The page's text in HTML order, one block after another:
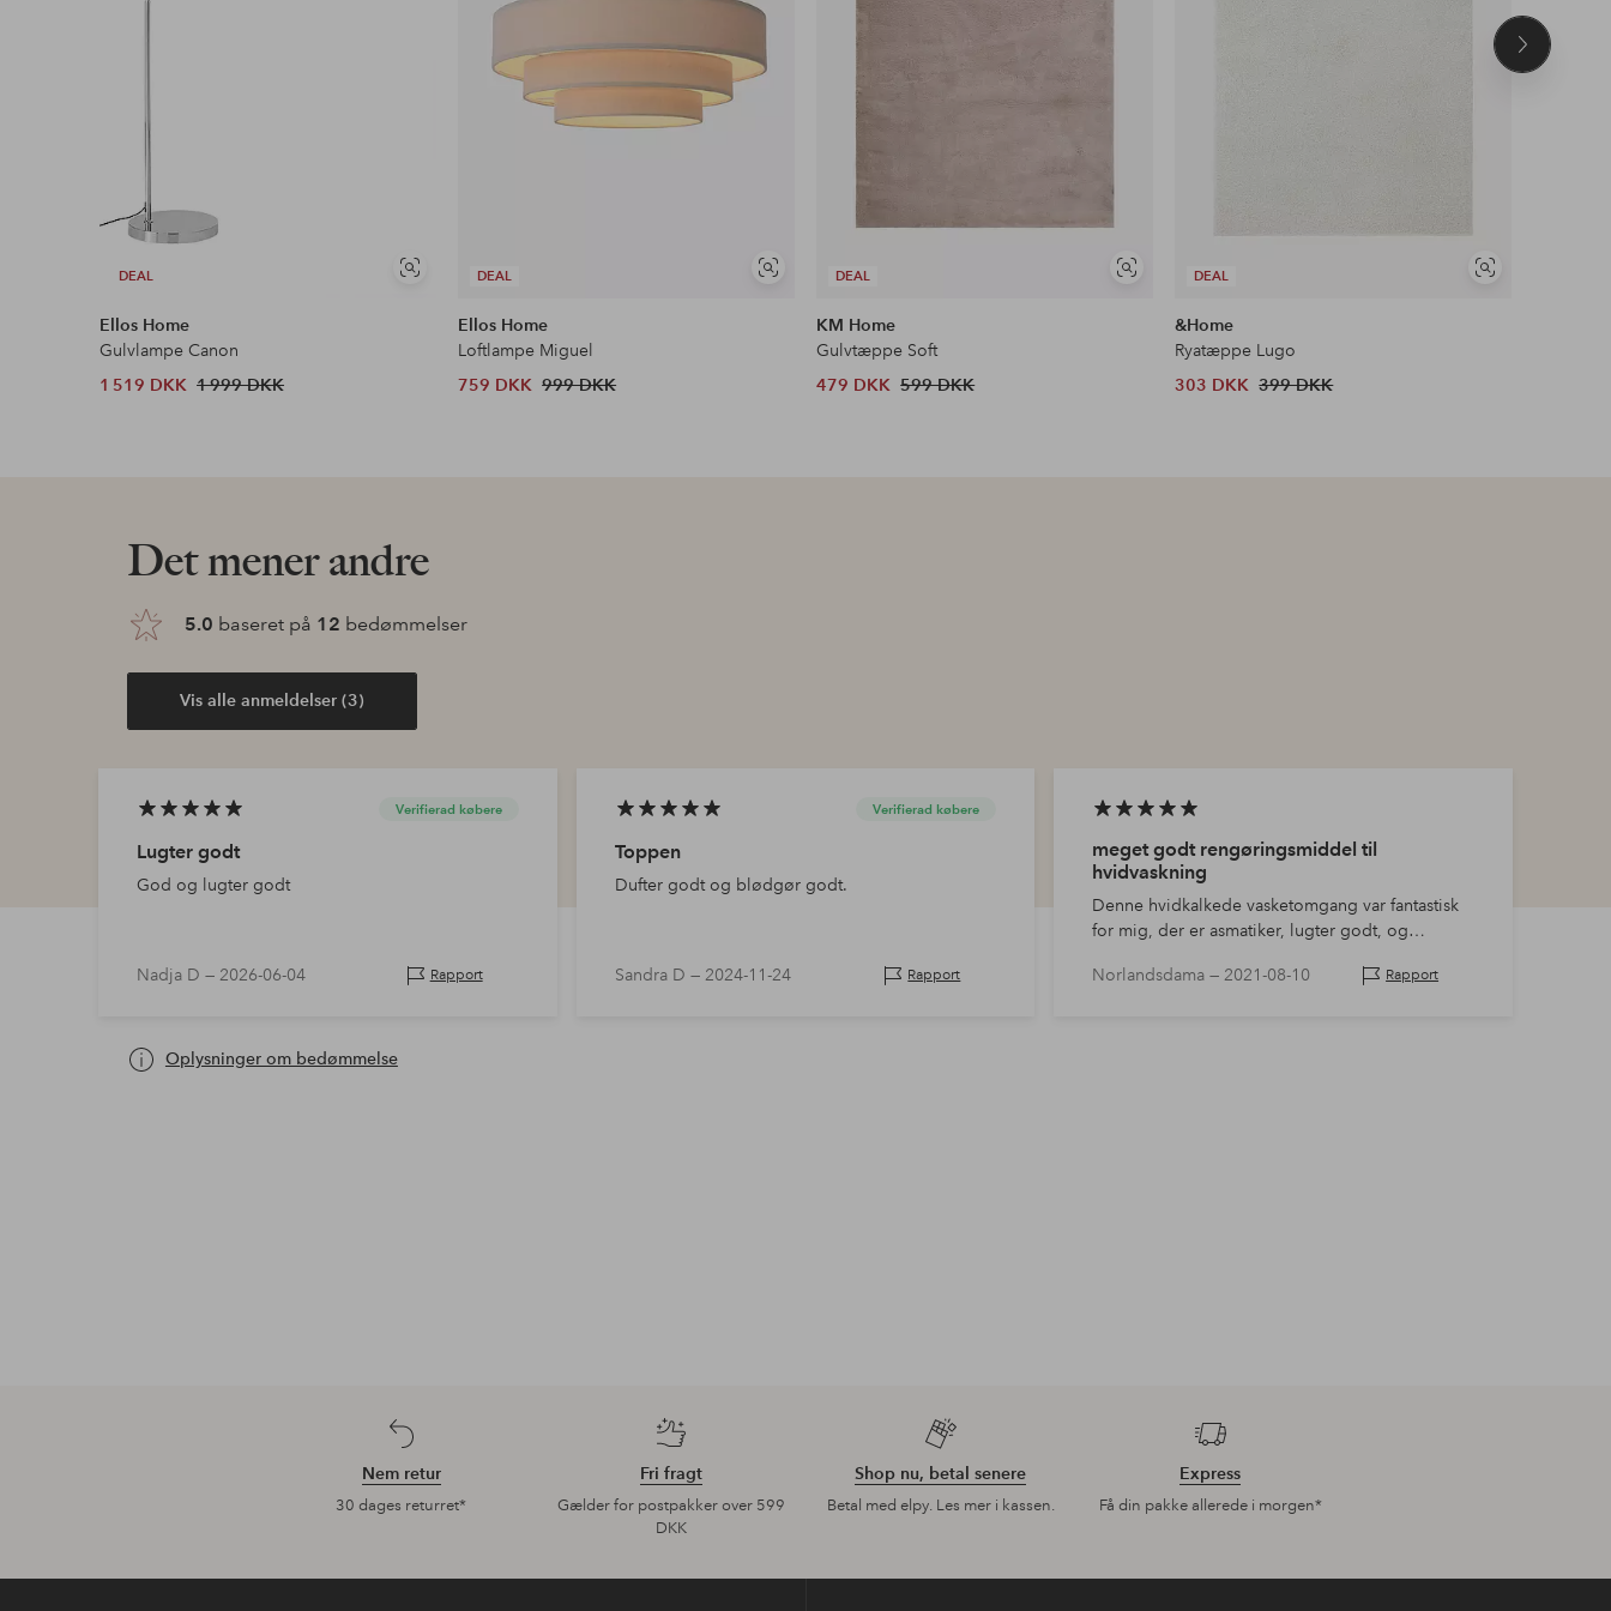
DEAL
Se
Ellos Home
Gulvlampe Canon
1 519 DKK 1 999 DKK
DEAL
Se
Ellos Home
Loftlampe Miguel
759 DKK 999 DKK
DEAL
Se
KM Home
Gulvtæppe Soft
479 DKK 599 DKK
DEAL
Se
&Home
Ryatæppe Lugo
303 DKK 399 DKK
Næste
Det mener andre
5.0 baseret på 12 bedømmelser
Vis alle anmeldelser (3)
Verifierad købere
Lugter godt
God og lugter godt
Nadja D — 2026-06-04 Rapport
Verifierad købere
Toppen
Dufter godt og blødgør godt.
Sandra D — 2024-11-24 Rapport
meget godt rengøringsmiddel til
hvidvaskning
Denne hvidkalkede vasketomgang var fantastisk
for mig, der er asmatiker, lugter godt, og
af denne mellemdel, f…
Norlandsdama —2021-08-10 Rapport
Oplysninger om bedømmelse
Nem retur
30 dages returret*
Fri fragt
Gælder for postpakker over 599
DKK
Shop nu, betal senere
Betal med elpy. Les mer i kassen.
Express
Få din pakke allerede i morgen*